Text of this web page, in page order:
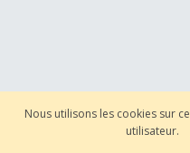
Nous utilisons les cookies sur
utilisateur.